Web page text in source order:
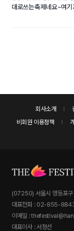
대로쓰는축제네요~여기
회사소개
비회원 이용정책
(07250) 서울시 영등포
대표전화 : 02-855-
이메일 :
대표이사 : 서정선